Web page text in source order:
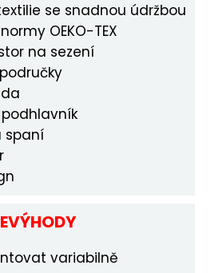
se snadnou údržbou
OEKO-TEX
na sezení
spaní
variabilně